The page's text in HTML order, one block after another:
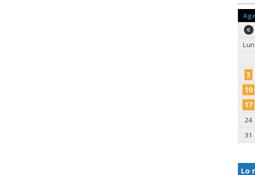
Lun
3
10
17
24
31
Lo